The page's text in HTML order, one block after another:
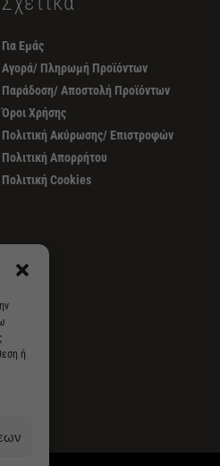
ή
Για Εμάς
Αγορά/ Πληρωμή Προϊόντων
Παράδοση/ Αποστολή Προϊόντων
Όροι Χρήσης
Πολιτική Ακύρωσης/ Επιστροφών
Πολιτική Απορρήτου
Πολιτική Cookies